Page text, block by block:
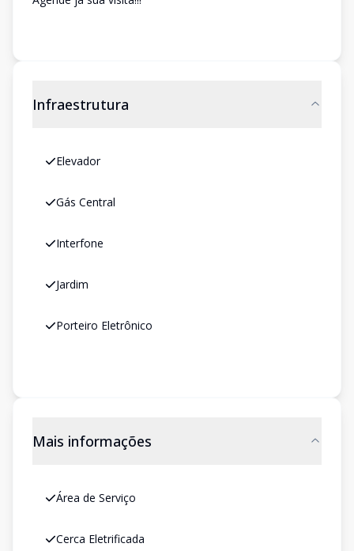
Infraestrutura
Elevador
Gás Central
Interfone
Jardim
Porteiro Eletrônico
Mais informações
Área de Serviço
Cerca Eletrificada